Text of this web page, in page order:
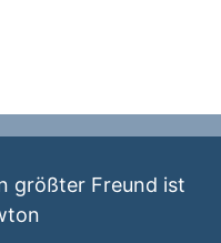
größter Freund ist